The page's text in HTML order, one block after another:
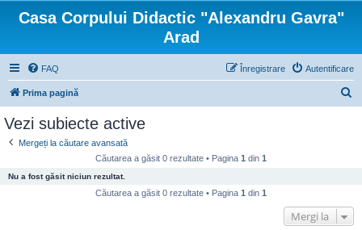
Casa Corpului Didactic "Alexandru Gavra"
Arad
FAQ Autentificare
Înregistrare
Prima pagină
e
Vezi subiecte active
Mergeți la căutare avansată
Căutarea a găsit 0 rezultate • Pagina 1 din 1
Nu a fost găsit niciun rezultat.
Căutarea a găsit 0 rezultate • Pagina 1 din 1
Mergi la